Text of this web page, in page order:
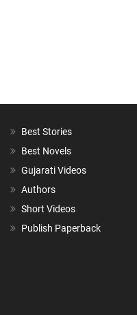
Best Stories
Best Novels
Gujarati Videos
Authors
Short Videos
Publish Paperback